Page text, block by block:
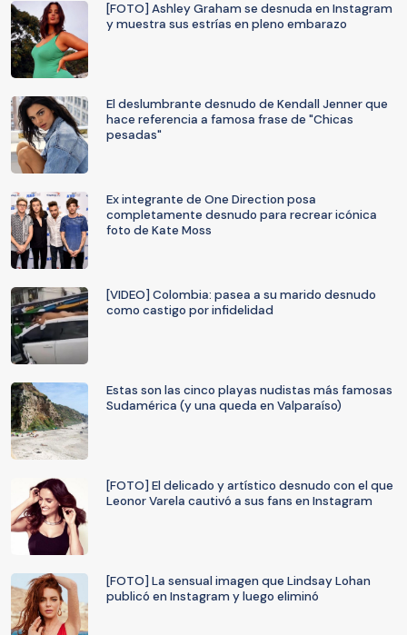
[FOTO] Ashley Graham se desnuda en Instagram
y muestra sus estrías en pleno embarazo
El deslumbrante desnudo de Kendall Jenner que
hace referencia a famosa frase de "Chicas
pesadas"
Ex integrante de One Direction posa
completamente desnudo para recrear icónica
foto de Kate Moss
[VIDEO] Colombia: pasea a su marido desnudo
como castigo por infidelidad
Estas son las cinco playas nudistas más famosas
Sudamérica (y una queda en Valparaíso)
[FOTO] El delicado y artístico desnudo con el que
Leonor Varela cautivó a sus fans en Instagram
[FOTO] La sensual imagen que Lindsay Lohan
publicó en Instagram y luego eliminó